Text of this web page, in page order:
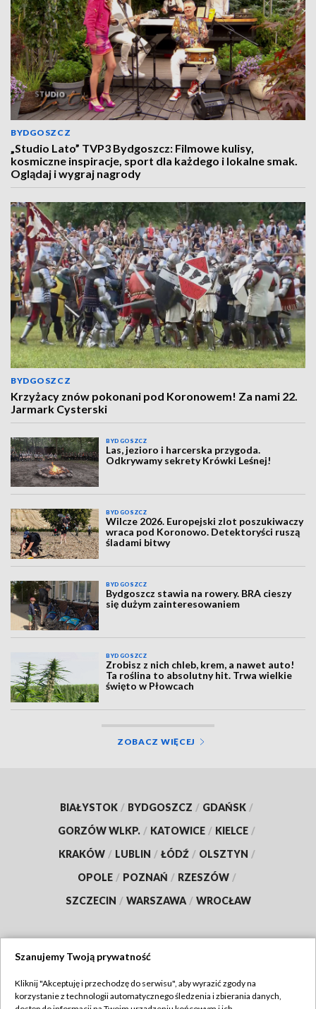
BYDGOSZCZ
„Studio Lato” TVP3 Bydgoszcz: Filmowe kulisy,
kosmiczne inspiracje, sport dla każdego i lokalne smak.
Oglądaj i wygraj nagrody
BYDGOSZCZ
Krzyżacy znów pokonani pod Koronowem! Za nami 22.
Jarmark Cysterski
BYDGOSZCZ
Las, jezioro i harcerska przygoda.
Odkrywamy sekrety Krówki Leśnej!
BYDGOSZCZ
Wilcze 2026. Europejski zlot poszukiwaczy
wraca pod Koronowo. Detektoryści ruszą
śladami bitwy
BYDGOSZCZ
Bydgoszcz stawia na rowery. BRA cieszy
się dużym zainteresowaniem
BYDGOSZCZ
Zrobisz z nich chleb, krem, a nawet auto!
Ta roślina to absolutny hit. Trwa wielkie
święto w Płowcach
ZOBACZ WIĘCEJ
BIAŁYSTOK / BYDGOSZCZ / GDAŃSK /
GORZÓW WLKP. / KATOWICE / KIELCE /
KRAKÓW / LUBLIN / ŁÓDŹ / OLSZTYN /
OPOLE / POZNAŃ / RZESZÓW /
SZCZECIN / WARSZAWA / WROCŁAW
TVP
Szanujemy Twoją prywatność
Kliknij "Akceptuję i przechodzę do serwisu", aby wyrazić zgody na
korzystanie z technologii automatycznego śledzenia i zbierania danych,